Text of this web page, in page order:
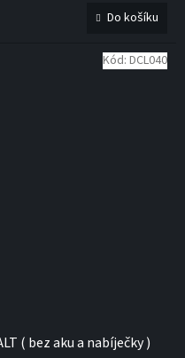
Do košíku
( bez aku a nabíječky )
Kód: DCL040